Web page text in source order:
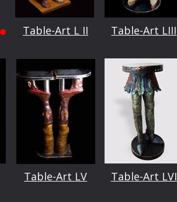
Table-Art L II Table-Art LIII
Table-Art LV Table-Art LVI